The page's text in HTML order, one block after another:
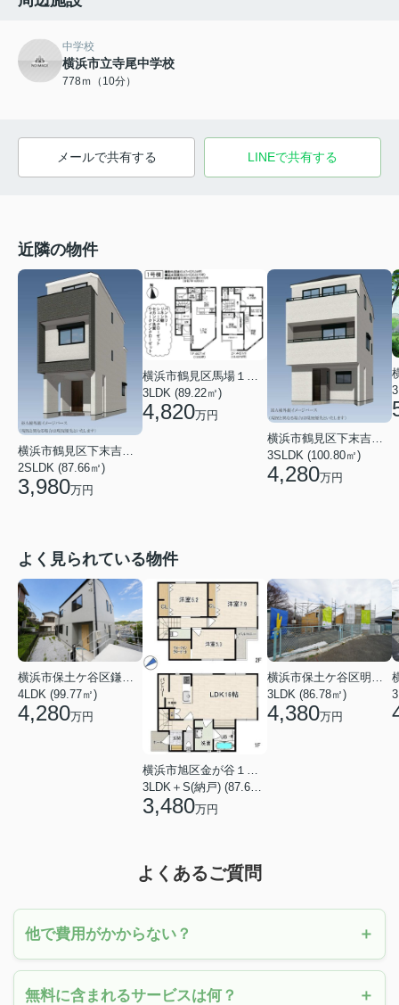
中学校
横浜市立寺尾中学校
778ｍ（10分）
メールで共有する LINEで共有する
近隣の物件
2SLDK (87.66㎡)
3,980万円
3LDK (89.22㎡)
4,820万円
3SLDK (100.80㎡)
4,280万円
よく見られている物件
4LDK (99.77㎡)
4,280万円
3,480万円
3LDK (86.78㎡)
4,380万円
よくあるご質問
他で費用がかからない？
無料に含まれるサービスは何？